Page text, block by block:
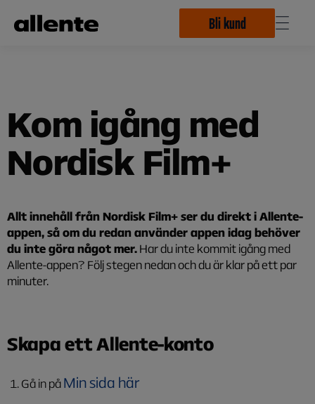
Bli kund
Kom igång med
Nordisk Film+
Allt innehåll från Nordisk Film+ ser du direkt i Allente-
appen, så om du redan använder appen idag behöver
du inte göra något mer.Har du inte kommit igång med
Allente-appen? Följ stegen nedan och du är klar på ett par
minuter.
Skapa ett Allente-konto
Gå in påMin sida här